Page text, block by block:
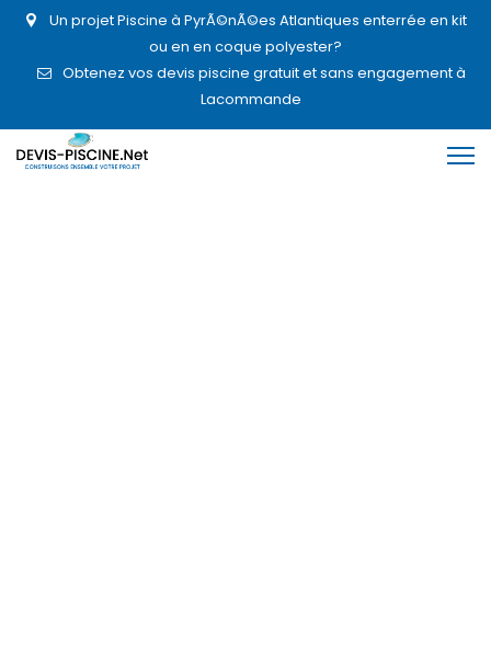
Un projet Piscine à PyrÃ©nÃ©es Atlantiques enterrée en kit
ou en en coque polyester?
Obtenez vos devis piscine gratuit et sans engagement à
Lacommande